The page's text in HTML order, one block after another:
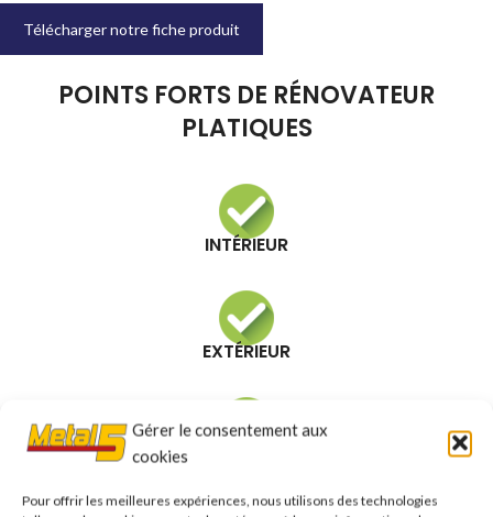
Gérer le consentement aux
cookies
Pour offrir les meilleures expériences, nous utilisons des technologies
Télécharger notre fiche produit
POINTS FORTS DE RÉNOVATEUR
PLATIQUES
INTÉRIEUR
EXTÉRIEUR
NETTOIE L'INTÉGRALITÉ DES MATIÈRES PLASTIQUES ET DES